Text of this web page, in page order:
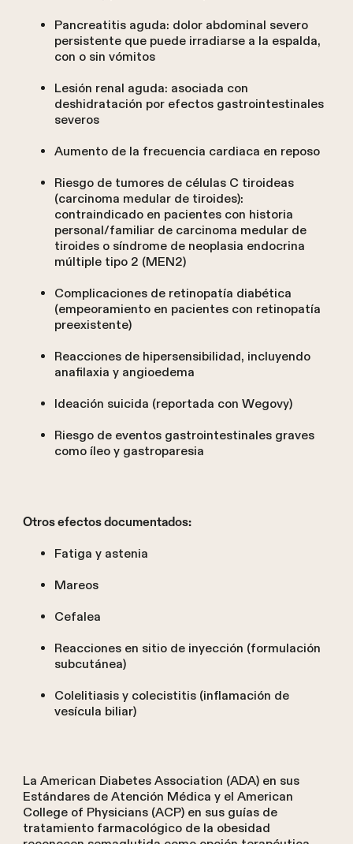
Pancreatitis aguda: dolor abdominal severo
persistente que puede irradiarse a la espalda,
con o sin vómitos
Lesión renal aguda: asociada con
deshidratación por efectos gastrointestinales
severos
Aumento de la frecuencia cardiaca en reposo
Riesgo de tumores de células C tiroideas
(carcinoma medular de tiroides):
contraindicado en pacientes con historia
personal/familiar de carcinoma medular de
tiroides o síndrome de neoplasia endocrina
múltiple tipo 2 (MEN2)
Complicaciones de retinopatía diabética
(empeoramiento en pacientes con retinopatía
preexistente)
Reacciones de hipersensibilidad, incluyendo
anafilaxia y angioedema
Ideación suicida (reportada con Wegovy)
Riesgo de eventos gastrointestinales graves
como íleo y gastroparesia
Otros efectos documentados:
Fatiga y astenia
Mareos
Cefalea
Reacciones en sitio de inyección (formulación
subcutánea)
Colelitiasis y colecistitis (inflamación de
vesícula biliar)
La American Diabetes Association (ADA) en sus
Estándares de Atención Médica y el American
College of Physicians (ACP) en sus guías de
tratamiento farmacológico de la obesidad